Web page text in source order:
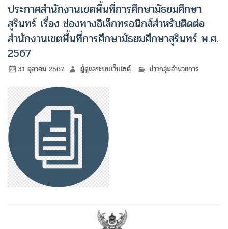
ประกาศสำนักงานเขตพื้นที่การศึกษามัธยมศึกษา
สุรินทร์ เรื่อง ช่องทางอิเล็กทรอนิกส์สำหรับติดต่อ
สำนักงานเขตพื้นที่การศึกษามัธยมศึกษาสุรินทร์ พ.ศ.
2567
31 ตุลาคม 2567 ผู้ดูแลระบบเว็บไซต์ ข่าวกลุ่มอำนวยการ